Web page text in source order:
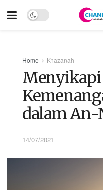
Home Khazanah
Menyikapi
dalam An-
14/07/2021